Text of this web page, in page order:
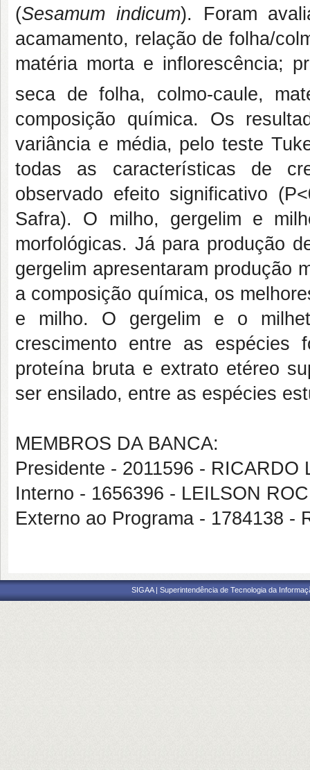
(Sesamum indicum). Foram
acamamento, relação de folha/
matéria morta e inflorescência;
seca de folha, colmo-caule,
composição química. Os
variância e média, pelo teste
todas as características de
observado efeito significativo
Safra). O milho, gergelim e
morfológicas. Já para produção
gergelim apresentaram produção
a composição química, os
e milho. O gergelim e o
crescimento entre as espécies
proteína bruta e extrato etéreo
ser ensilado, entre as espécies
MEMBROS DA BANCA:
Presidente - 2011596 - RICARDO
Interno - 1656396 - LEILSON
Externo ao Programa - 1784138 -
SIGAA | Superintendência de Tecnologia da